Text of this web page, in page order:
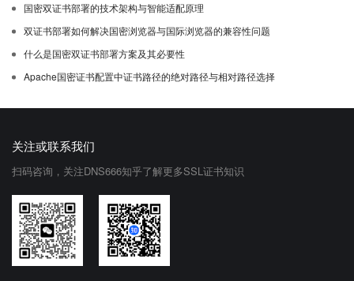
国密双证书部署的技术架构与智能适配原理
双证书部署如何解决国密浏览器与国际浏览器的兼容性问题
什么是国密双证书部署方案及其必要性
Apache国密证书配置中证书路径的绝对路径与相对路径选择
关注或联系我们
扫码咨询，关注DNS666知乎了解更多SSL证书知识